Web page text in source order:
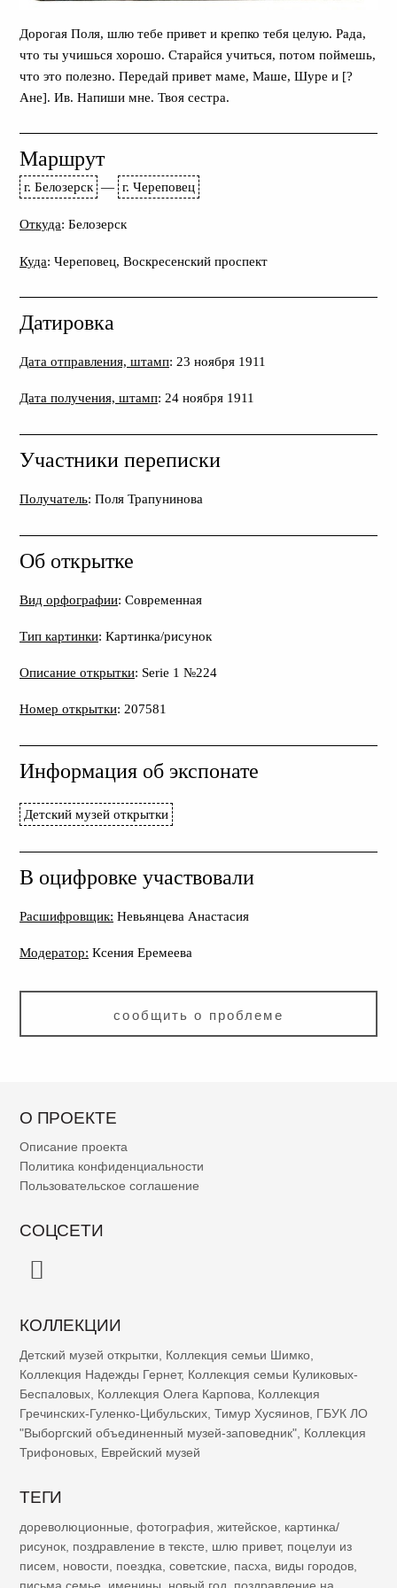
Дорогая Поля, шлю тебе привет и крепко тебя целую. Рада,
что ты учишься хорошо. Старайся учиться, потом поймешь,
что это полезно. Передай привет маме, Маше, Шуре и [?
Ане]. Ив. Напиши мне. Твоя сестра.
Маршрут
г. Белозерск — г. Череповец
Откуда: Белозерск
Куда: Череповец, Воскресенский проспект
Датировка
Дата отправления, штамп: 23 ноября 1911
Дата получения, штамп: 24 ноября 1911
Участники переписки
Получатель: Поля Трапунинова
Об открытке
Вид орфографии: Современная
Тип картинки: Картинка/рисунок
Описание открытки: Serie 1 №224
Номер открытки: 207581
Информация об экспонате
Детский музей открытки
В оцифровке участвовали
Расшифровщик: Невьянцева Анастасия
Модератор: Ксения Еремеева
сообщить о проблеме
О ПРОЕКТЕ
Описание проекта
Политика конфиденциальности
Пользовательское соглашение
СОЦСЕТИ
КОЛЛЕКЦИИ
Детский музей открытки Коллекция семьи Шимко
Коллекция Надежды Гернет, Коллекция семьи Куликовых-
Беспаловых Коллекция Олега Карпова
Коллекция
Гречинских-Гуленко-Цибульских Тимур Хусяинов ГБУК ЛО
"Выборгский объединенный музей-заповедник" Коллекция
Трифоновых Еврейский музей
ТЕГИ
дореволюционные фотография житейское
картинка/
рисунок поздравление в тексте шлю привет, поцелуи из
писем
новости поездка советские пасха виды городов
письма семье
именины новый год поздравление на